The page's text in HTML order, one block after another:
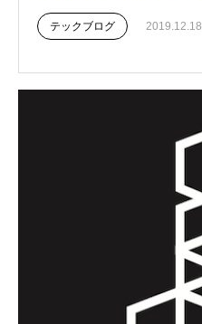
テックブログ 2019.12.18